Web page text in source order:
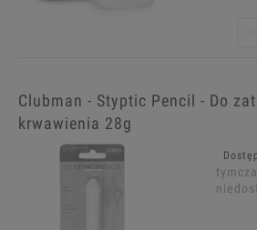
Clubman - Styptic Pencil - Do
krwawienia 28g